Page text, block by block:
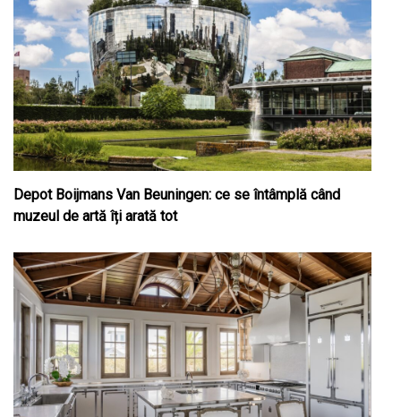
Depot Boijmans Van Beuningen: ce se întâmplă când
muzeul de artă îți arată tot